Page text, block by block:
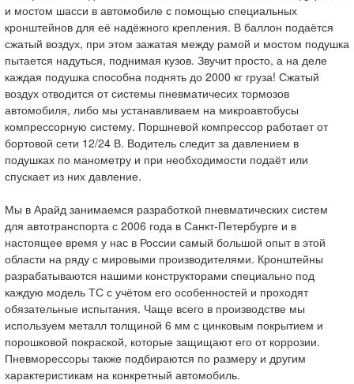
и мостом шасси в автомобиле с помощью специальных
кронштейнов для её надёжного крепления. В баллон подаётся
сжатый воздух, при этом зажатая между рамой и мостом подушка
пытается надуться, поднимая кузов. Звучит просто, а на деле
каждая подушка способна поднять до 2000 кг груза! Сжатый
воздух отводится от системы пневматичесих тормозов
автомобиля, либо мы устанавливаем на микроавтобусы
компрессорную систему. Поршневой компрессор работает от
бортовой сети 12/24 В. Водитель следит за давлением в
подушках по манометру и при необходимости подаёт или
спускает из них давление.
Мы в Арайд занимаемся разработкой пневматических систем
для автотранспорта с 2006 года в Санкт-Петербурге и в
настоящее время у нас в России самый большой опыт в этой
области на ряду с мировыми производителями. Кронштейны
разрабатываются нашими конструкторами специально под
каждую модель ТС с учётом его особенностей и проходят
обязательные испытания. Чаще всего в производстве мы
используем металл толщиной 6 мм с цинковым покрытием и
порошковой покраской, которые защищают его от коррозии.
Пневморессоры также подбираются по размеру и другим
характеристикам на конкретный автомобиль.